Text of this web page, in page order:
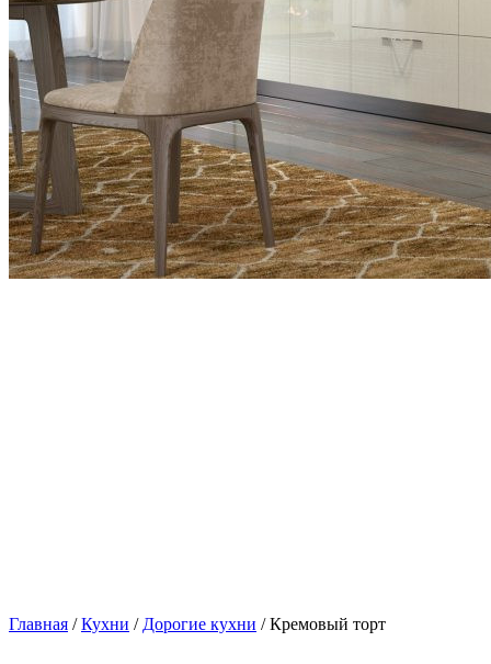
Главная /Кухни / Дорогие кухни / Кремовый торт